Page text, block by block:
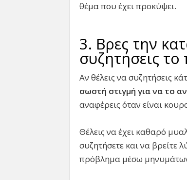
θέμα που έχει προκύψει.
3. Βρες την
συζητήσεις
Αν θέλεις να συζητήσεις
σωστή στιγμή για να το
αναφέρεις όταν είναι
Θέλεις να έχει καθαρό
συζητήσετε και να βρείτε
πρόβλημα μέσω